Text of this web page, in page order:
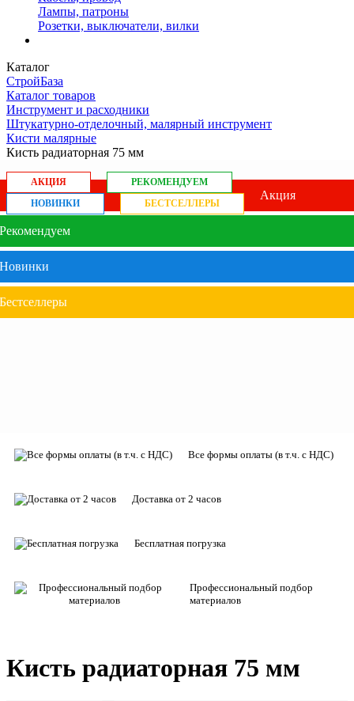
Лампы, патроны
Розетки, выключатели, вилки
Каталог
СтройБаза
Каталог товаров
Инструмент и расходники
Штукатурно-отделочный, малярный инструмент
Кисти малярные
Кисть радиаторная 75 мм
АКЦИЯ
РЕКОМЕНДУЕМ
НОВИНКИ
БЕСТСЕЛЛЕРЫ
Акция
Рекомендуем
Новинки
Бестселлеры
Все формы оплаты (в т.ч. с НДС)
Доставка от 2 часов
Бесплатная погрузка
Профессиональный подбор
материалов
Кисть радиаторная 75 мм